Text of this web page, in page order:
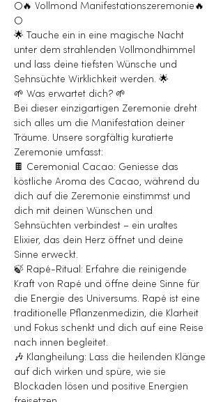
🌕🔥 Vollmond Manifestationszeremonie🔥
🌕
🌟 Tauche ein in eine magische Nacht
unter dem strahlenden Vollmondhimmel
und lass deine tiefsten Wünsche und
Sehnsüchte Wirklichkeit werden. 🌟
🌱 Was erwartet dich? 🌱
Bei dieser einzigartigen Zeremonie dreht
sich alles um die Manifestation deiner
Träume. Unsere sorgfältig kuratierte
Zeremonie umfasst:
🍫 Ceremonial Cacao: Geniesse das
köstliche Aroma des Cacao, während du
dich auf die Zeremonie einstimmst und
dich mit deinen Wünschen und
Sehnsüchten verbindest – ein uraltes
Elixier, das dein Herz öffnet und deine
Sinne erweckt.
🍃 Rapé-Ritual: Erfahre die reinigende
Kraft von Rapé und öffne deine Sinne für
die Energie des Universums. Rapé ist eine
traditionelle Pflanzenmedizin, die Klarheit
und Fokus schenkt und dich auf eine Reise
nach innen begleitet.
🎶 Klangheilung: Lass die heilenden Klänge
auf dich wirken und spüre, wie sie
Blockaden lösen und positive Energien